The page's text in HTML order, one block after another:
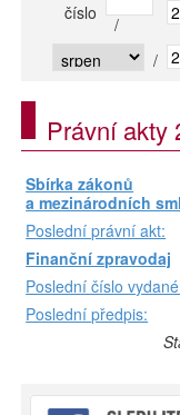
číslo
/
/
Právní akty
Sbírka zákonů
a mezinárodních
Poslední právní akt:
Finanční zpravodaj
Poslední číslo
Poslední předpis: